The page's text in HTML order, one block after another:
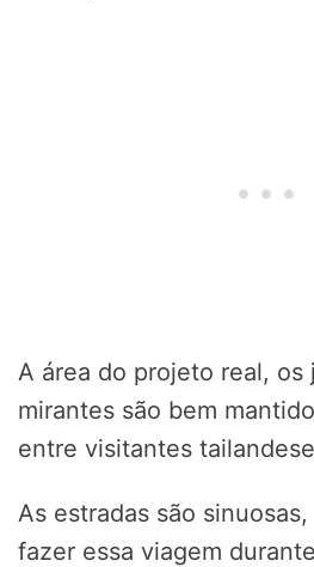
A área do projeto real, os
mirantes são bem
entre visitantes
As estradas são
fazer essa viagem